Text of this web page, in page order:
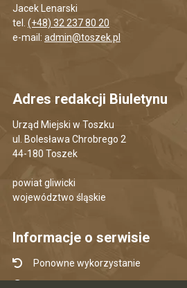
Jacek Lenarski
tel. (+48) 32 237 80 20
e-mail: admin@toszek.pl
Adres redakcji Biuletynu
Urząd Miejski w Toszku
ul. Bolesława Chrobrego 2
44-180 Toszek
powiat gliwicki
województwo śląskie
Informacje o serwisie
Ponowne wykorzystanie